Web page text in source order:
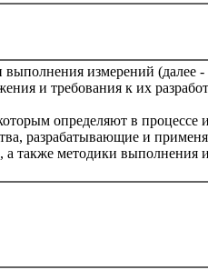
выполнения измерений
и требования к их
определяют в
разрабатывающие и
а также методики выполнения